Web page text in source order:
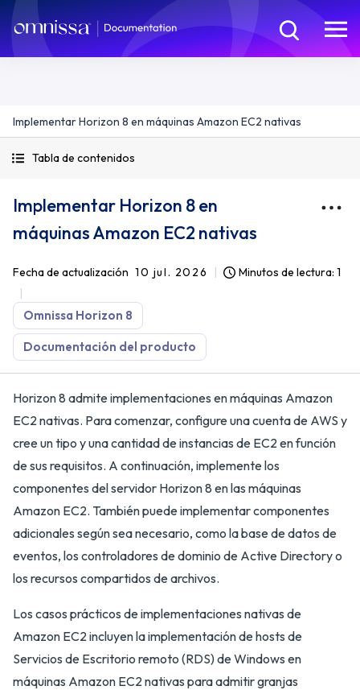
Implementar Horizon 8 en máquinas Amazon EC2 nativas
Tabla de contenidos
Implementar Horizon 8 en
máquinas Amazon EC2 nativas
Fecha de actualización 10 jul. 2026 Minutos de lectura: 1
Omnissa Horizon 8
Documentación del producto
Horizon 8 admite implementaciones en máquinas Amazon
EC2 nativas. Para comenzar, configure una cuenta de AWS y
cree un tipo y una cantidad de instancias de EC2 en función
de sus requisitos. A continuación, implemente los
componentes del servidor Horizon 8 en las máquinas
Amazon EC2. También puede implementar componentes
adicionales según sea necesario, como la base de datos de
eventos, los controladores de dominio de Active Directory o
los recursos compartidos de archivos.
Los casos prácticos de implementaciones nativas de
Amazon EC2 incluyen la implementación de hosts de
Servicios de Escritorio remoto (RDS) de Windows en
máquinas Amazon EC2 nativas para admitir granjas